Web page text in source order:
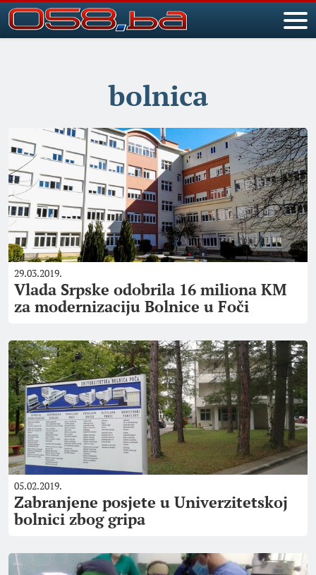
bolnica
29.03.2019.
Vlada Srpske odobrila 16 miliona KM
za modernizaciju Bolnice u Foči
05.02.2019.
Zabranjene posjete u Univerzitetskoj
bolnici zbog gripa